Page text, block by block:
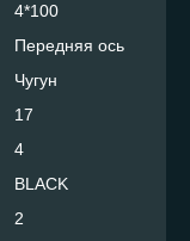
4*100
Передняя ось
Чугун
17
4
BLACK
2